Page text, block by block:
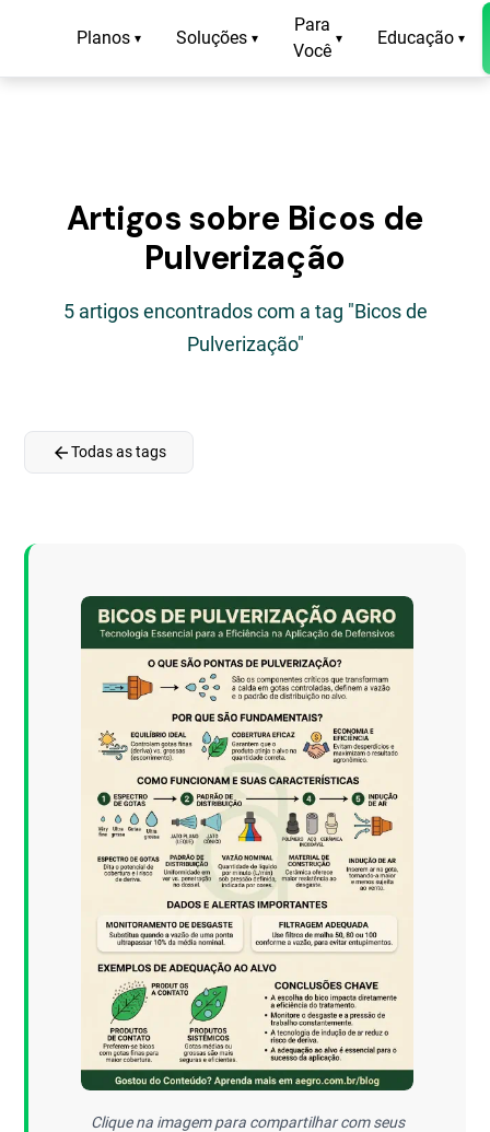
Planos ▾ Soluções ▾
Para
Você
▾ Educação ▾
Artigos sobre Bicos de
Pulverização
5 artigos encontrados com a tag "Bicos de
Pulverização"
arrow_backTodas as tags
Clique na imagem para compartilhar com seus